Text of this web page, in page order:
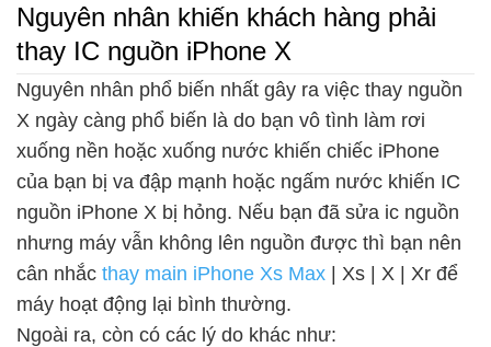
Nguyên nhân khiến khách hàng phải
thay IC nguồn iPhone X
Nguyên nhân phổ biến nhất gây ra việc thay nguồn
X ngày càng phổ biến là do bạn vô tình làm rơi
xuống nền hoặc xuống nước khiến chiếc iPhone
của bạn bị va đập mạnh hoặc ngấm nước khiến IC
nguồn iPhone X bị hỏng. Nếu bạn đã sửa ic nguồn
nhưng máy vẫn không lên nguồn được thì bạn nên
cân nhắc thay main iPhone Xs Max | Xs | X | Xr để
máy hoạt động lại bình thường.
Ngoài ra, còn có các lý do khác như: